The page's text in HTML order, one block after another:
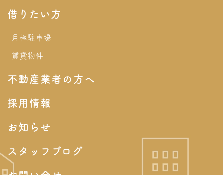
借りたい方
-月極駐車場
-賃貸物件
不動産業者の方へ
採用情報
お知らせ
スタッフブログ